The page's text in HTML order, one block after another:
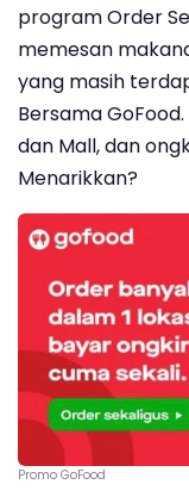
program Order
memesan
yang masih
Bersama
dan Mall, dan
Menarikkan?
Promo GoFood